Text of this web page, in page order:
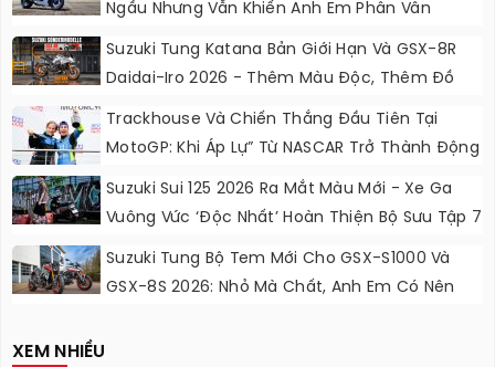
Ngầu Nhưng Vẫn Khiến Anh Em Phân Vân
Suzuki Tung Katana Bản Giới Hạn Và GSX-8R
Daidai-Iro 2026 - Thêm Màu Độc, Thêm Đồ
Chơi, Thêm Cá Tính
Trackhouse Và Chiến Thắng Đầu Tiên Tại
MotoGP: Khi Áp Lự” Từ NASCAR Trở Thành Động
Lực Ngọt Ngào
Suzuki Sui 125 2026 Ra Mắt Màu Mới - Xe Ga
Vuông Vức ‘độc Nhất’ Hoàn Thiện Bộ Sưu Tập 7
Sắc Cầu Vồng
Suzuki Tung Bộ Tem Mới Cho GSX-S1000 Và
GSX-8S 2026: Nhỏ Mà Chất, Anh Em Có Nên
XEM NHIỀU